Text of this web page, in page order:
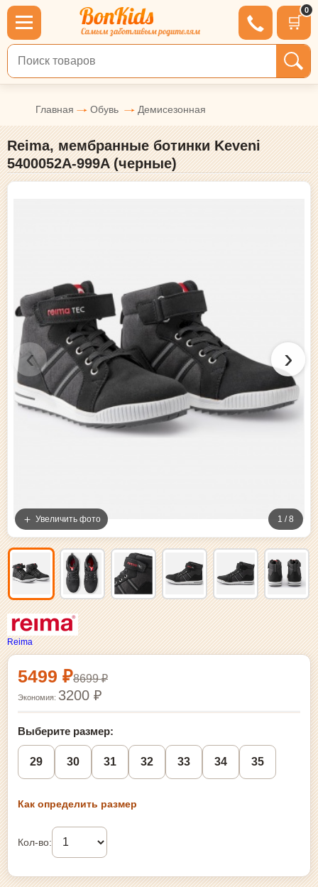
🛒
0
Поиск по товарам
Главная Обувь Демисезонная
Reima, мембранные ботинки Keveni
5400052A-999A (черные)
‹ ›
1 / 8
Увеличить фото
Reima
Выбор размера и покупка
8699 ₽
5499 ₽
Экономия: 3200 ₽
Выберите размер:
29 30 31 32 33 34 35
Как определить размер
Кол-во: